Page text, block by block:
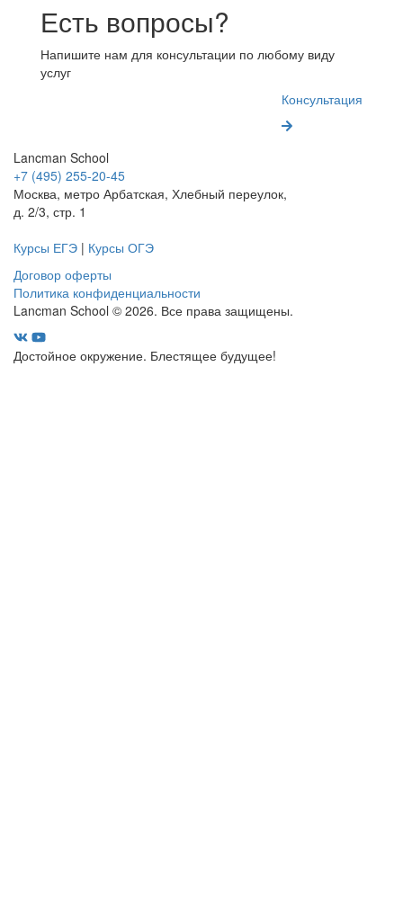
Есть вопросы?
Напишите нам для консультации по любому виду
услуг
Консультация
Lancman School
+7 (495) 255-20-45
Москва, метро Арбатская, Хлебный переулок,
д. 2/3, стр. 1
Курсы ЕГЭ | Курсы ОГЭ
Договор оферты
Политика конфиденциальности
Lancman School © 2026. Все права защищены.
Достойное окружение. Блестящее будущее!